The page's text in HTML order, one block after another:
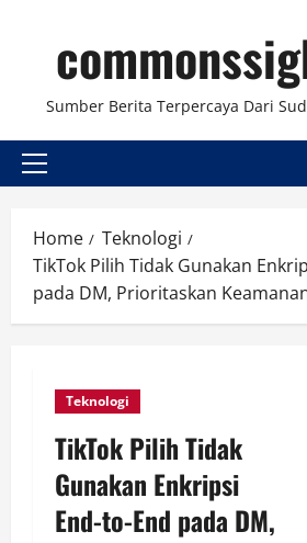
content
Sumber Berita Terpercaya Dari
Primary
Home
Teknologi
TikTok Pilih Tidak Gunakan
pada DM, Prioritaskan
Teknologi
TikTok Pilih Tidak
Gunakan Enkripsi
End-to-End pada DM,